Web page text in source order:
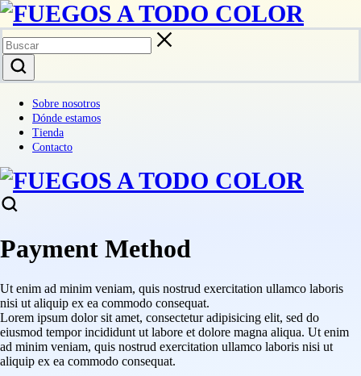
Sobre nosotros
Dónde estamos
Tienda
Contacto
Payment Method
Ut enim ad minim veniam, quis nostrud exercitation ullamco laboris
nisi ut aliquip ex ea commodo consequat.
Lorem ipsum dolor sit amet, consectetur adipisicing elit, sed do
eiusmod tempor incididunt ut labore et dolore magna aliqua. Ut enim
ad minim veniam, quis nostrud exercitation ullamco laboris nisi ut
aliquip ex ea commodo consequat.